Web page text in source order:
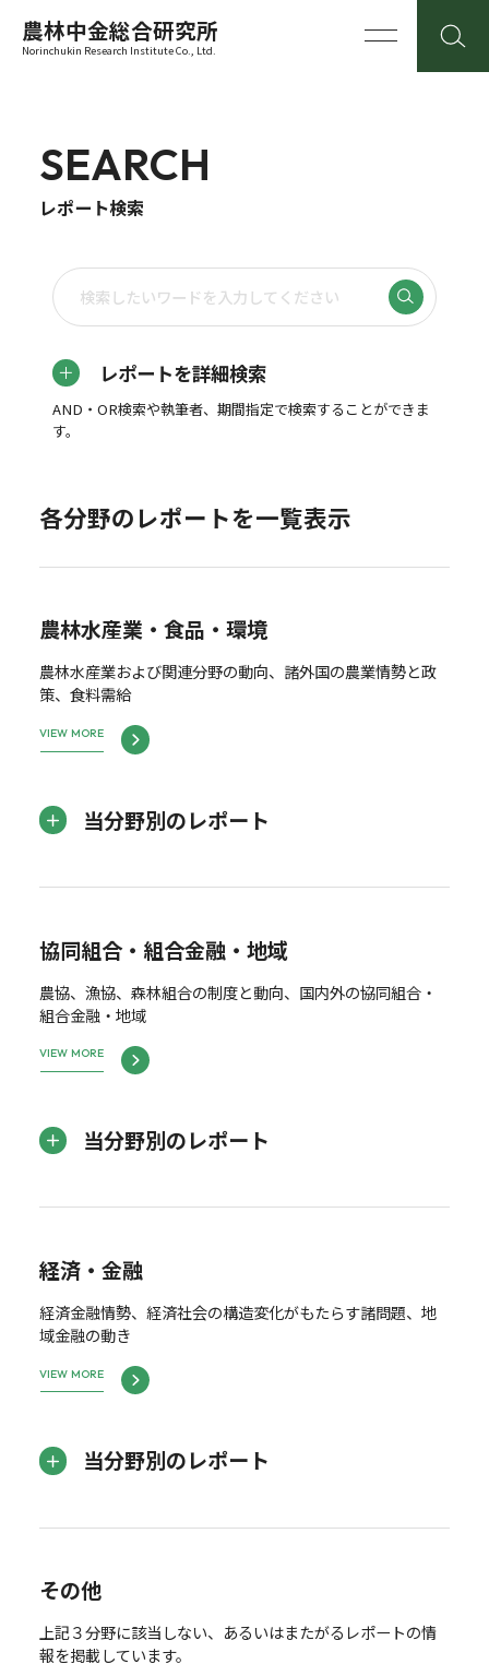
農林中金総合研究所
Norinchukin Research Institute Co., Ltd.
SEARCH
レポート検索
レポートを詳細検索
AND・OR検索や執筆者、期間指定で検索することができま
す。
各分野のレポートを一覧表示
農林水産業・食品・環境
農林水産業および関連分野の動向、諸外国の農業情勢と政
策、食料需給
VIEW MORE
当分野別のレポート
協同組合・組合金融・地域
農協、漁協、森林組合の制度と動向、国内外の協同組合・
組合金融・地域
VIEW MORE
当分野別のレポート
経済・金融
経済金融情勢、経済社会の構造変化がもたらす諸問題、地
域金融の動き
VIEW MORE
当分野別のレポート
その他
上記３分野に該当しない、あるいはまたがるレポートの情
報を掲載しています。